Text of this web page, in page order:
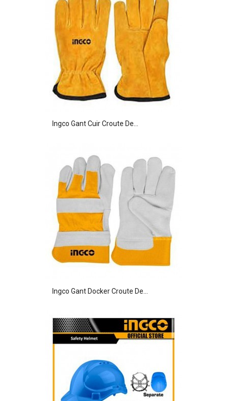
Ingco Gant Cuir Croute De...
Ingco Gant Docker Croute De...